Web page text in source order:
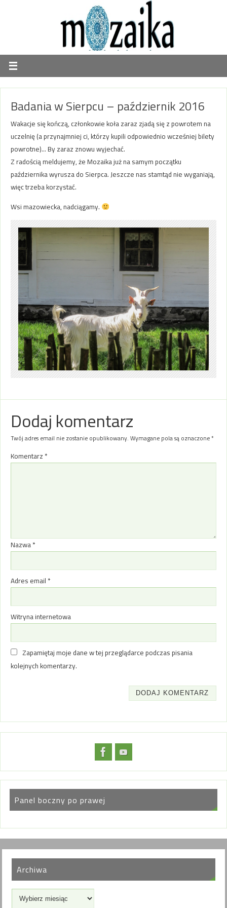
Badania w Sierpcu – październik 2016
Wakacje się kończą, członkowie koła zaraz zjadą się z powrotem na
uczelnię (a przynajmniej ci, którzy kupili odpowiednio wcześniej bilety
powrotne)… By zaraz znowu wyjechać.
Z radością meldujemy, że Mozaika już na samym początku
października wyrusza do Sierpca. Jeszcze nas stamtąd nie wyganiają,
więc trzeba korzystać.
Wsi mazowiecka, nadciągamy.
Dodaj komentarz
Twój adres email nie zostanie opublikowany. Wymagane pola są oznaczone*
Komentarz *
Nazwa *
Adres email *
Witryna internetowa
Zapamiętaj moje dane w tej przeglądarce podczas pisania
kolejnych komentarzy.
Panel boczny po prawej
Archiwa